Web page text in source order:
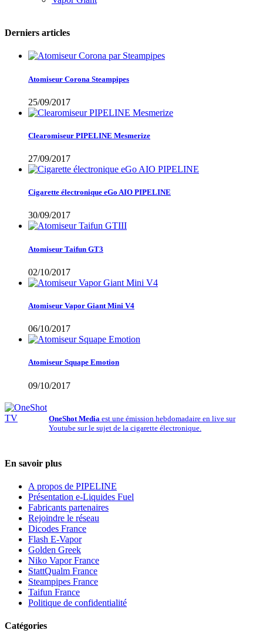
Derniers articles
Atomiseur Corona Steampipes
25/09/2017
Clearomiseur PIPELINE Mesmerize
27/09/2017
Cigarette électronique eGo AIO PIPELINE
30/09/2017
Atomiseur Taifun GT3
02/10/2017
Atomiseur Vapor Giant Mini V4
06/10/2017
Atomiseur Squape Emotion
09/10/2017
OneShot Media est une émission hebdomadaire en live sur
Youtube sur le sujet de la cigarette électronique.
En savoir plus
A propos de PIPELINE
Présentation e-Liquides Fuel
Fabricants partenaires
Rejoindre le réseau
Dicodes France
Flash E-Vapor
Golden Greek
Niko Vapor France
StattQualm France
Steampipes France
Taifun France
Politique de confidentialité
Catégories